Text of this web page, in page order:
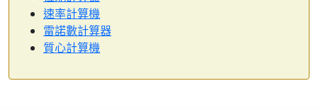
速率計算機
雷諾數計算器
質心計算機